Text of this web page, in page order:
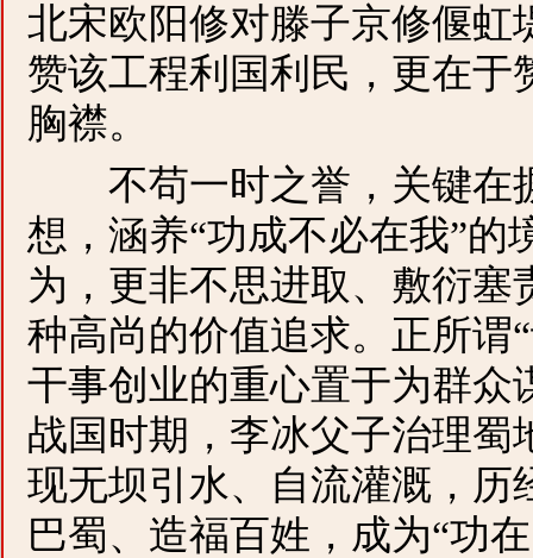
北宋欧阳修对滕子京修偃虹
赞该工程利国利民，更在
胸襟。
不苟一时之誉，关键在
想，涵养“功成不必在我”的
为，更非不思进取、敷衍
种高尚的价值追求。正所谓
干事创业的重心置于为群众
战国时期，李冰父子治理
现无坝引水、自流灌溉，历
巴蜀、造福百姓，成为“功